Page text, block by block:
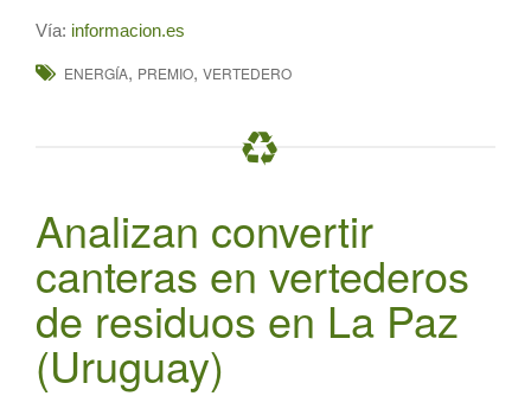
Vía: informacion.es
ENERGÍA, PREMIO, VERTEDERO
Analizan convertir
canteras en vertederos
de residuos en La Paz
(Uruguay)